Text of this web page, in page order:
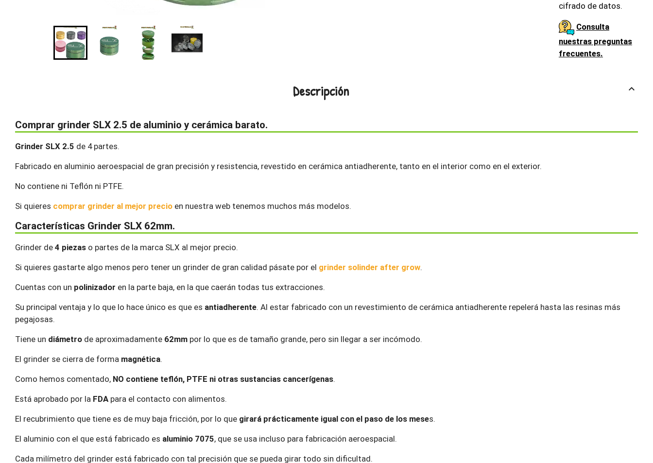
cifrado de datos.
Consulta
nuestras preguntas
frecuentes.
Descripción keyboard_arrow_up
Comprar grinder SLX 2.5 de aluminio y cerámica barato.
Grinder SLX 2.5 de 4 partes.
Fabricado en aluminio aeroespacial de gran precisión y resistencia, revestido en cerámica antiadherente, tanto en el interior como en el exterior.
No contiene ni Teflón ni PTFE.
Si quieres comprar grinder al mejor precio en nuestra web tenemos muchos más modelos.
Características Grinder SLX 62mm.
Grinder de 4 piezas o partes de la marca SLX al mejor precio.
Si quieres gastarte algo menos pero tener un grinder de gran calidad pásate por el grinder solinder after grow.
Cuentas con un polinizador en la parte baja, en la que caerán todas tus extracciones.
Su principal ventaja y lo que lo hace único es que es antiadherente. Al estar fabricado con un revestimiento de cerámica antiadherente repelerá hasta las resinas más
pegajosas.
Tiene un diámetro de aproximadamente 62mm por lo que es de tamaño grande, pero sin llegar a ser incómodo.
El grinder se cierra de forma magnética.
Como hemos comentado, NO contiene teflón, PTFE ni otras sustancias cancerígenas.
Está aprobado por la FDA para el contacto con alimentos.
El recubrimiento que tiene es de muy baja fricción, por lo que girará prácticamente igual con el paso de los meses.
El aluminio con el que está fabricado es aluminio 7075, que se usa incluso para fabricación aeroespacial.
Cada milímetro del grinder está fabricado con tal precisión que se pueda girar todo sin dificultad.